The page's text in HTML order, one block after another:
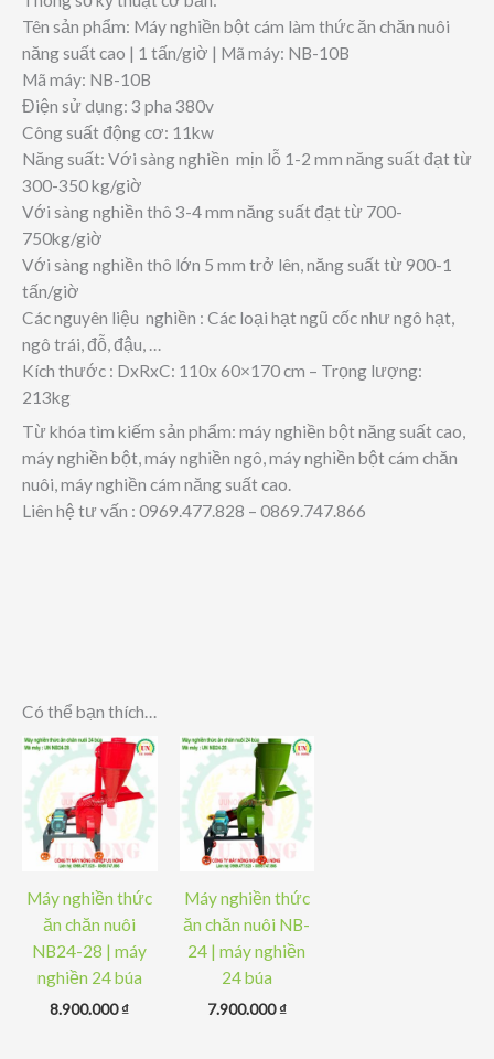
Tên sản phẩm: Máy nghiền bột cám làm thức ăn chăn nuôi
năng suất cao | 1 tấn/giờ | Mã máy: NB-10B
Mã máy: NB-10B
Điện sử dụng: 3 pha 380v
Công suất động cơ: 11kw
Năng suất: Với sàng nghiền mịn lỗ 1-2 mm năng suất đạt từ
300-350 kg/giờ
Với sàng nghiền thô 3-4 mm năng suất đạt từ 700-
750kg/giờ
Với sàng nghiền thô lớn 5 mm trở lên, năng suất từ 900-1
tấn/giờ
Các nguyên liệu nghiền : Các loại hạt ngũ cốc như ngô hạt,
ngô trái, đỗ, đậu, …
Kích thước : DxRxC: 110x 60×170 cm – Trọng lượng:
213kg
Từ khóa tìm kiếm sản phẩm: máy nghiền bột năng suất cao,
máy nghiền bột, máy nghiền ngô, máy nghiền bột cám chăn
nuôi, máy nghiền cám năng suất cao.
Liên hệ tư vấn : 0969.477.828 – 0869.747.866
Có thể bạn thích…
Máy nghiền thức
ăn chăn nuôi
NB24-28 | máy
nghiền 24 búa
8.900.000₫
Máy nghiền thức
ăn chăn nuôi NB-
24 | máy nghiền
24 búa
7.900.000₫